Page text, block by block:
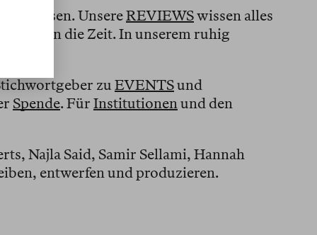
belesen. UnsereREVIEWSwissen alles
gegen die Zeit. In unserem ruhig
zu EVENTSund
Spende. Für Institutionenund den
Najla Said, Samir Sellami, Hannah
entwerfen und produzieren.